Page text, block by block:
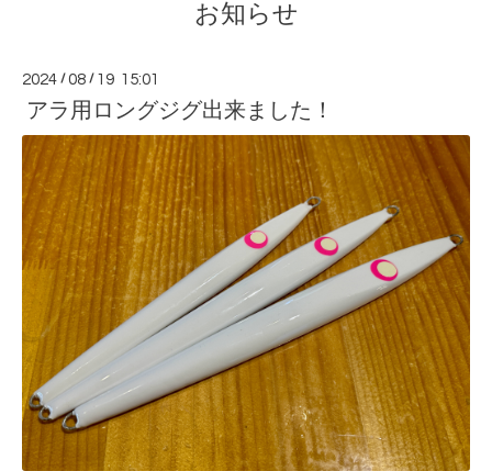
お知らせ
2024 /08 / 19 15:01
アラ用ロングジグ出来ました！